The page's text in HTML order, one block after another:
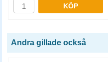
KÖP
Andra gillade också